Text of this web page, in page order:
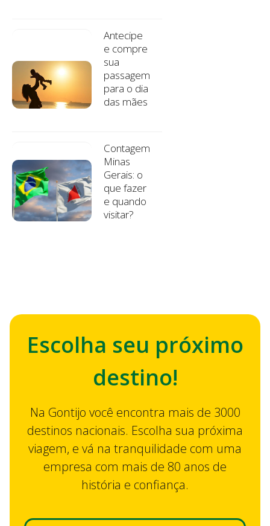
Antecipe
e compre
sua
passagem
para o dia
das mães
Contagem
Minas
Gerais: o
que fazer
e quando
visitar?
Escolha seu próximo
destino!
Na Gontijo você encontra mais de 3000
destinos nacionais. Escolha sua próxima
viagem, e vá na tranquilidade com uma
empresa com mais de 80 anos de
história e confiança.